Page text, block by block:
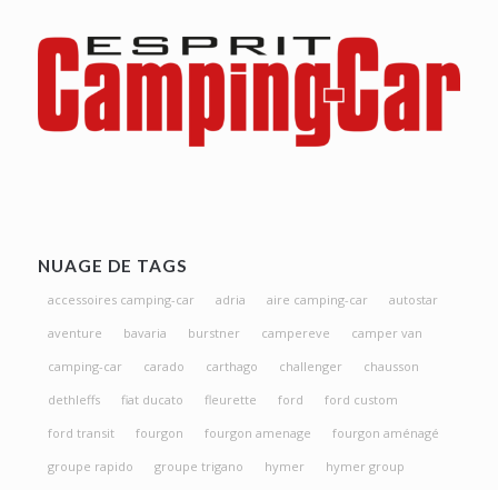
NUAGE DE TAGS
accessoires camping-car adria aire camping-car
autostar
aventure
bavaria burstner campereve
camper van
camping-car
carado carthago challenger
chausson
dethleffs
fiat ducato fleurette ford
ford custom
ford transit
fourgon fourgon amenage
fourgon aménagé
groupe rapido
groupe trigano hymer
hymer group